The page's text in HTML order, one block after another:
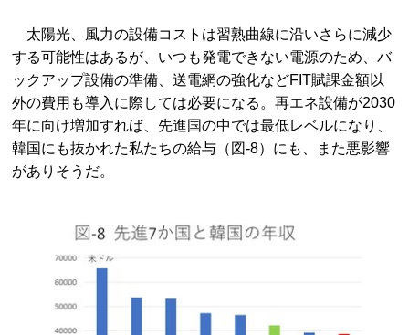
太陽光、風力の設備コストは習熟曲線に沿いさらに減少
する可能性はあるが、いつも発電できない電源のため、バ
ックアップ設備の準備、送電網の強化などFIT賦課金額以
外の費用も導入に際しては必要になる。再エネ設備が2030
年に向け増加すれば、先進国の中では最低レベルになり、
韓国にも抜かれた私たちの給与（図-8）にも、また悪影響
がありそうだ。